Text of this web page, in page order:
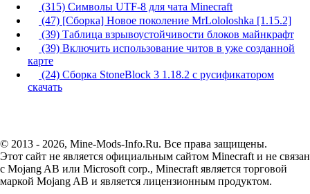
(315) Символы UTF-8 для чата Minecraft
(47) [Сборка] Новое поколение MrLololoshka [1.15.2]
(39) Таблица взрывоустойчивости блоков майнкрафт
(39) Включить использование читов в уже созданной
карте
(24) Сборка StoneBlock 3 1.18.2 с русификатором
скачать
© 2013 - 2026, Mine-Mods-Info.Ru. Все права защищены.
Этот сайт не является официальным сайтом Minecraft и не связан
с Mojang AB или Microsoft corp., Minecraft является торговой
маркой Mojang AB и является лицензионным продуктом.